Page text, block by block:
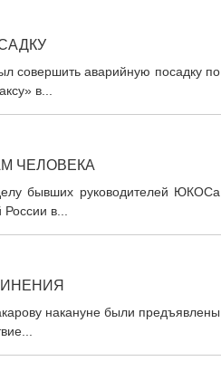
совершить аварийную посадку по
в...
ЧЕЛОВЕКА
бывших руководителей ЮКОСа
в...
накануне были предъявлены